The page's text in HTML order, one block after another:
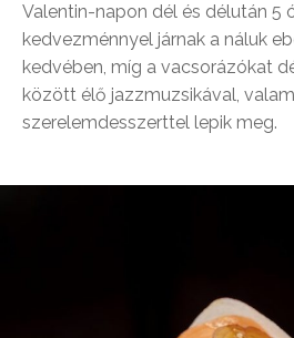
Valentin-napon dél és délután 5
kedvezménnyel járnak a náluk
kedvében, míg a vacsorázókat
között élő jazzmuzsikával,
szerelemdesszerttel lepik meg.